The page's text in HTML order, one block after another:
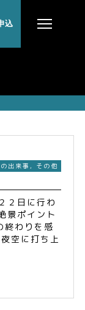
込
出来事 , その他
２日に行わ
景ポイント
終わりを感
空に打ち上